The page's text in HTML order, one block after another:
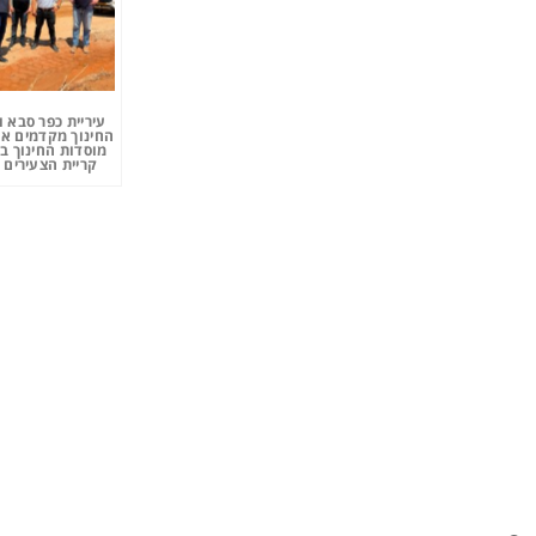
עיריית כפר
החינוך מקדמים
מוסדות החינוך
קריית